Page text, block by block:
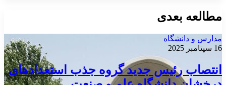
مطالعه بعدی
مدارس و دانشگاه
16 سپتامبر 2025
انتصاب رئیس جدید گروه جذب استعدادهای